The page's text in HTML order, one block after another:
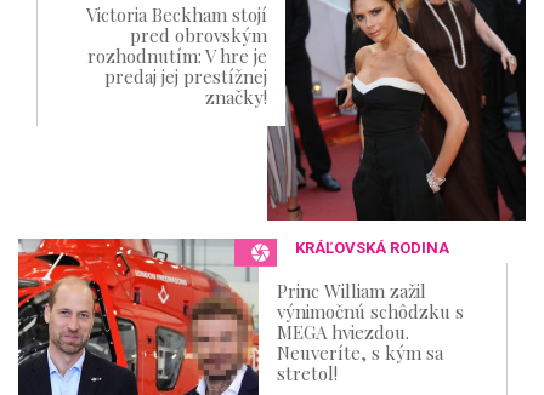
Victoria Beckham stojí
pred obrovským
rozhodnutím: V hre je
predaj jej prestížnej
značky!
KRÁĽOVSKÁ RODINA
Princ William zažil
výnimočnú schôdzku s
MEGA hviezdou.
Neuveríte, s kým sa
stretol!